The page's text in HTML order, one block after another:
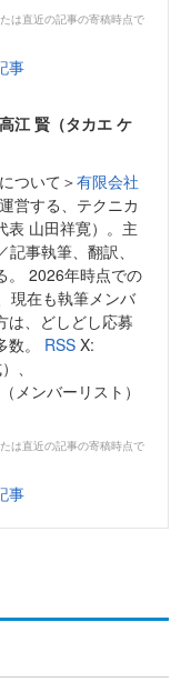
は直近の記事の寄稿時点で
事
江 賢（タカエ ケ
について＞有限会社
営する、テクニカ
表 山田祥寛）。主
事執筆、翻訳、
。 2026年時点での
現在も執筆メンバ
は、どしどし応募
数。 RSS X:
、
（メンバーリスト）
は直近の記事の寄稿時点で
事